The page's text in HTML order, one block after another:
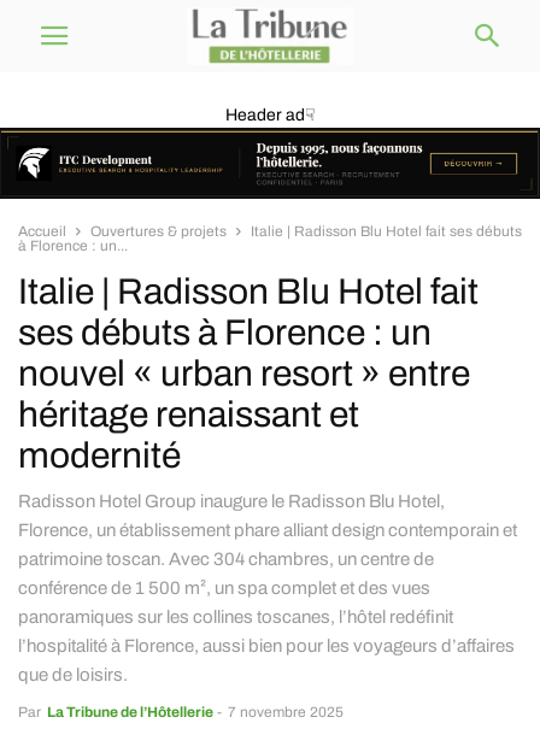
Header ad☟
Accueil Ouvertures & projets
Italie | Radisson Blu Hotel fait ses débuts
à Florence : un...
Italie | Radisson Blu Hotel fait
ses débuts à Florence : un
nouvel « urban resort » entre
héritage renaissant et
modernité
Radisson Hotel Group inaugure le Radisson Blu Hotel,
Florence, un établissement phare alliant design contemporain et
patrimoine toscan. Avec 304 chambres, un centre de
conférence de 1 500 m², un spa complet et des vues
panoramiques sur les collines toscanes, l’hôtel redéfinit
l’hospitalité à Florence, aussi bien pour les voyageurs d’affaires
que de loisirs.
Par La Tribune de l’Hôtellerie - 7 novembre 2025